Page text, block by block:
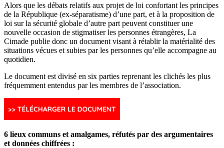
Alors que les débats relatifs aux projet de loi confortant les principes
de la République (ex-séparatisme) d’une part, et à la proposition de
loi sur la sécurité globale d’autre part peuvent constituer une
nouvelle occasion de stigmatiser les personnes étrangères, La
Cimade publie donc un document visant à rétablir la matérialité des
situations vécues et subies par les personnes qu’elle accompagne au
quotidien.
Le document est divisé en six parties reprenant les clichés les plus
fréquemment entendus par les membres de l’association.
6 lieux communs et amalgames, réfutés par des argumentaires
et données chiffrées :